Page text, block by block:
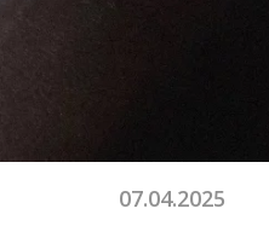
07.04.2025